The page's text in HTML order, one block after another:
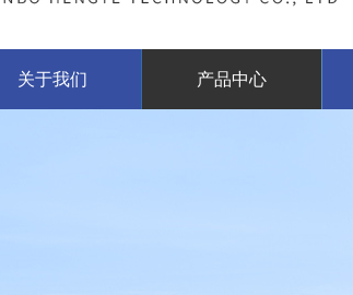
关于我们 产品中心